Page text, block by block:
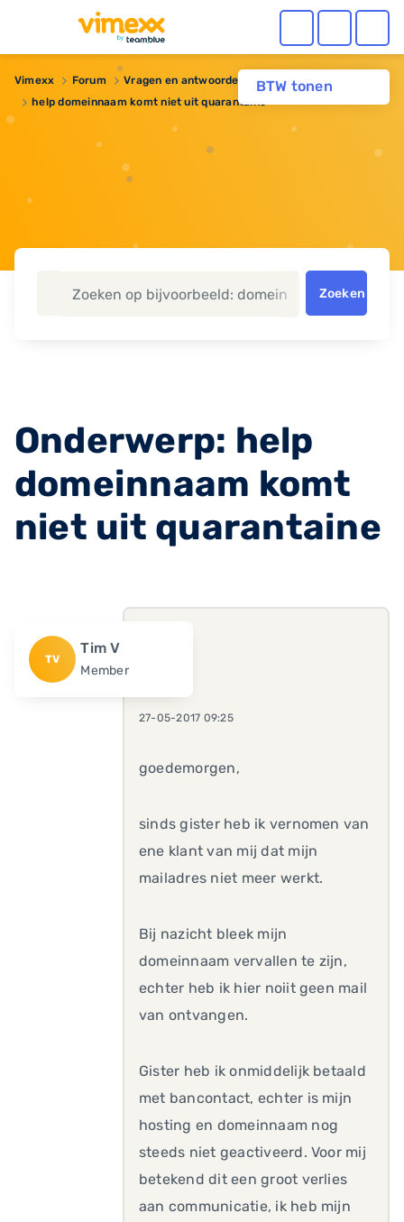
BTW tonen
Vimexx Forum
Vragen en antwoorden
help domeinnaam komt niet uit quarantaine
Zoeken
Onderwerp: help
domeinnaam komt
niet uit quarantaine
TV
Tim V
Member
27-05-2017 09:25
goedemorgen,
sinds gister heb ik vernomen van
ene klant van mij dat mijn
mailadres niet meer werkt.
Bij nazicht bleek mijn
domeinnaam vervallen te zijn,
echter heb ik hier noiit geen mail
van ontvangen.
Gister heb ik onmiddelijk betaald
met bancontact, echter is mijn
hosting en domeinnaam nog
steeds niet geactiveerd. Voor mij
betekend dit een groot verlies
aan communicatie, ik heb mijn